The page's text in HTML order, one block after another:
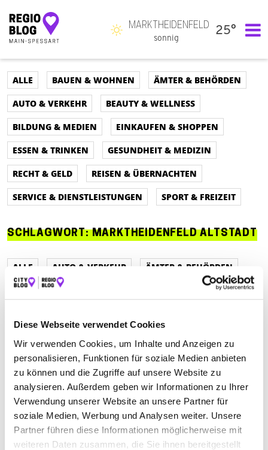
Diese Webseite verwendet Cookies
Wir verwenden Cookies, um Inhalte und Anzeigen zu
personalisieren, Funktionen für soziale Medien anbieten
zu können und die Zugriffe auf unsere Website zu
analysieren. Außerdem geben wir Informationen zu Ihrer
Verwendung unserer Website an unsere Partner für
soziale Medien, Werbung und Analysen weiter. Unsere
Partner führen diese Informationen möglicherweise mit
weiteren Daten zusammen, die Sie ihnen bereitgestellt
Hauptnavigation
MARKTHEIDENFELD
sonnig
25°
ALLE BAUEN & WOHNEN
ÄMTER & BEHÖRDEN
AUTO & VERKEHR
BEAUTY & WELLNESS
BILDUNG & MEDIEN
EINKAUFEN & SHOPPEN
ESSEN & TRINKEN
GESUNDHEIT & MEDIZIN
RECHT & GELD
REISEN & ÜBERNACHTEN
SERVICE & DIENSTLEISTUNGEN
SPORT & FREIZEIT
SCHLAGWORT:MARKTHEIDENFELD ALTSTADT
ALLE AUTO & VERKEHR
ÄMTER & BEHÖRDEN
BAUEN & WOHNEN
RECHT & GELD
REISEN & ÜBERNACHTEN
SERVICE & DIENSTLEISTUNGEN
SPORT & FREIZEIT